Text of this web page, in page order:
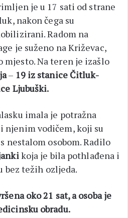
je u 17 sati od strane
nakon čega su
Radom na
je suženo na Križevac,
mjesto. Na teren je izašlo
– 19 iz stanice Čitluk-
Ljubuški.
imala je potražna
njenim vodičem, koji su
osobom. Radilo
koja je bila pothlađena i
bez težih ozljeda.
oko 21 sat, a osoba je
obradu.